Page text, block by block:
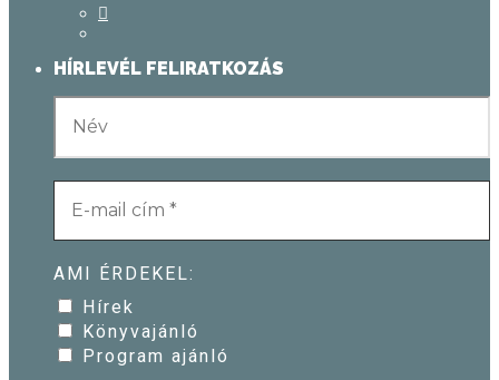
HÍRLEVÉL FELIRATKOZÁS
AMI ÉRDEKEL:
Hírek
Könyvajánló
Program ajánló